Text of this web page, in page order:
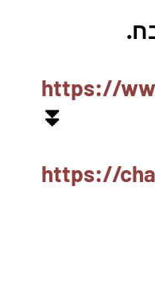
https://
⏬
https://